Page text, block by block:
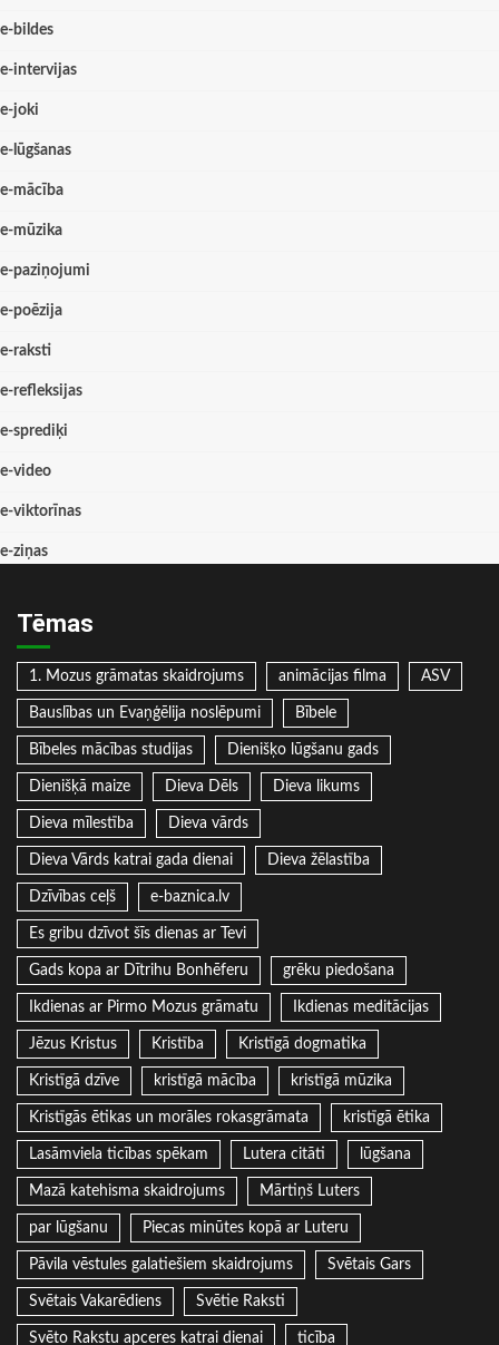
e-bildes
e-intervijas
e-joki
e-lūgšanas
e-mācība
e-mūzika
e-paziņojumi
e-poēzija
e-raksti
e-refleksijas
e-sprediķi
e-video
e-viktorīnas
e-ziņas
Tēmas
1. Mozus grāmatas skaidrojums animācijas filma ASV
Bauslības un Evaņģēlija noslēpumi Bībele
Bībeles mācības studijas Dienišķo lūgšanu gads
Dienišķā maize Dieva Dēls Dieva likums
Dieva mīlestība Dieva vārds
Dieva Vārds katrai gada dienai Dieva žēlastība
Dzīvības ceļš e-baznica.lv
Es gribu dzīvot šīs dienas ar Tevi
Gads kopa ar Dītrihu Bonhēferu grēku piedošana
Ikdienas ar Pirmo Mozus grāmatu Ikdienas meditācijas
Jēzus Kristus Kristība Kristīgā dogmatika
Kristīgā dzīve kristīgā mācība kristīgā mūzika
Kristīgās ētikas un morāles rokasgrāmata kristīgā ētika
Lasāmviela ticības spēkam Lutera citāti lūgšana
Mazā katehisma skaidrojums Mārtiņš Luters
par lūgšanu Piecas minūtes kopā ar Luteru
Pāvila vēstules galatiešiem skaidrojums Svētais Gars
Svētais Vakarēdiens Svētie Raksti
Svēto Rakstu apceres katrai dienai ticība